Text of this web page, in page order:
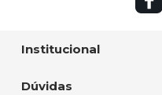
Institucional
Dúvidas